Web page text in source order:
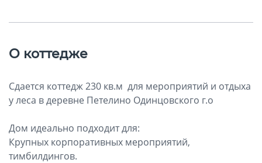
О коттедже
Сдается коттедж 230 кв.м для мероприятий и отдыха
у леса в деревне Петелино Одинцовского г.о
Дом идеально подходит для:
Крупных корпоративных мероприятий,
тимбилдингов.